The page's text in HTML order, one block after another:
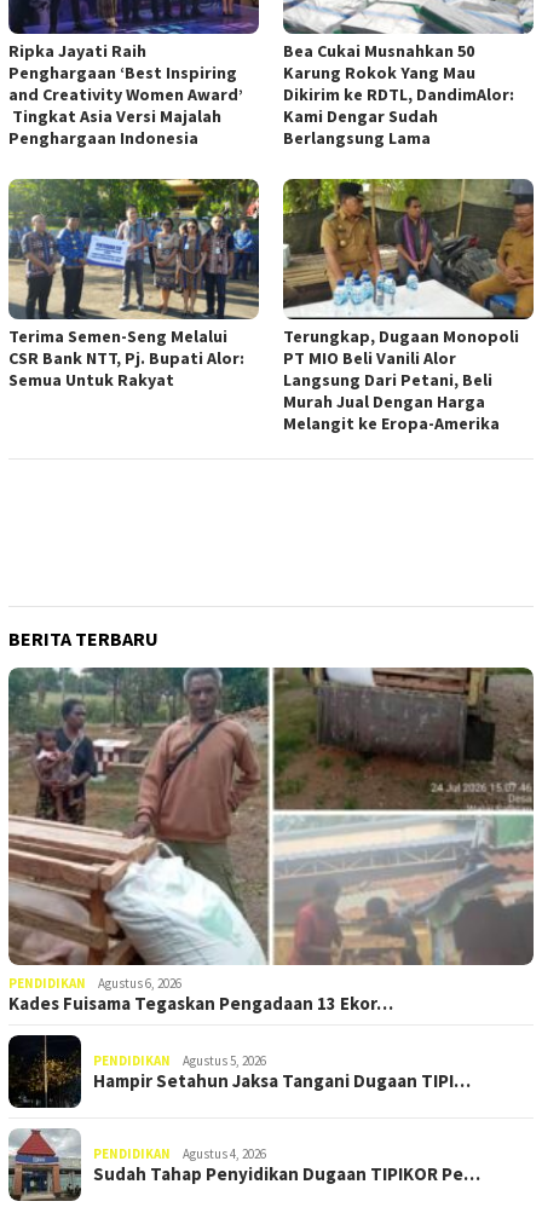
Ripka Jayati Raih
Penghargaan ‘Best Inspiring
and Creativity Women Award’
Tingkat Asia Versi Majalah
Penghargaan Indonesia
Bea Cukai Musnahkan 50
Karung Rokok Yang Mau
Dikirim ke RDTL, DandimAlor:
Kami Dengar Sudah
Berlangsung Lama
Terima Semen-Seng Melalui
CSR Bank NTT, Pj. Bupati Alor:
Semua Untuk Rakyat
Terungkap, Dugaan Monopoli
PT MIO Beli Vanili Alor
Langsung Dari Petani, Beli
Murah Jual Dengan Harga
Melangit ke Eropa-Amerika
BERITA TERBARU
PENDIDIKAN Agustus 6, 2026
Kades Fuisama Tegaskan Pengadaan 13 Ekor…
PENDIDIKAN Agustus 5, 2026
Hampir Setahun Jaksa Tangani Dugaan TIPI…
PENDIDIKAN Agustus 4, 2026
Sudah Tahap Penyidikan Dugaan TIPIKOR Pe…